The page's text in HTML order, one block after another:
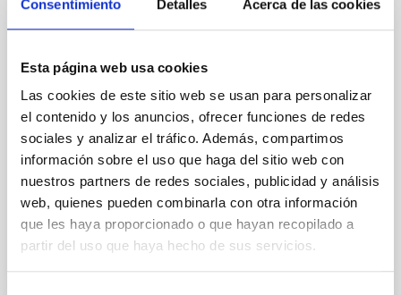
Consentimiento Detalles Acerca de las cookies
Esta página web usa cookies
Las cookies de este sitio web se usan para personalizar
el contenido y los anuncios, ofrecer funciones de redes
sociales y analizar el tráfico. Además, compartimos
información sobre el uso que haga del sitio web con
nuestros partners de redes sociales, publicidad y análisis
web, quienes pueden combinarla con otra información
que les haya proporcionado o que hayan recopilado a
partir del uso que haya hecho de sus servicios.
The Optics Laboratory is specialized in the realization
of all type of optical measurements, alignment and
integration of instruments, prototype tests and
characterization of components and optical systems
in general.
José Luís
Rasilla Piñeiro
Roberto